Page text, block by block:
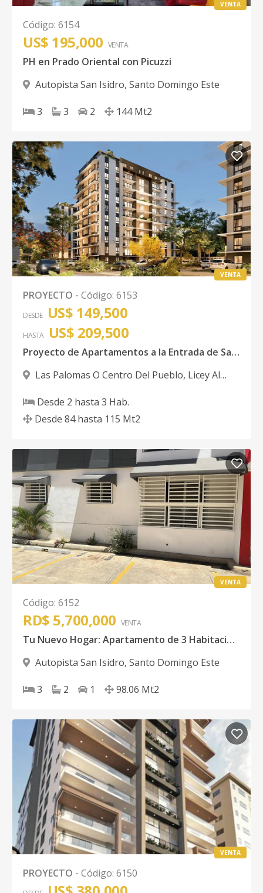
VENTA
Código: 6154
US$ 195,000 VENTA
PH en Prado Oriental con Picuzzi
Autopista San Isidro, Santo Domingo Este
3 3 2 144 Mt2
VENTA
PROYECTO - Código: 6153
DESDE US$ 149,500
HASTA US$ 209,500
Proyecto de Apartamentos a la Entrada de Santiago, República Dominicana.
Las Palomas O Centro Del Pueblo, Licey Al
Desde 2 hasta 3 Hab.
Desde 84 hasta 115 Mt2
VENTA
Código: 6152
RD$ 5,700,000 VENTA
Tu Nuevo Hogar: Apartamento de 3 Habitaciones en Venta
Autopista San Isidro, Santo Domingo Este
3 2 1 98.06 Mt2
VENTA
PROYECTO - Código: 6150